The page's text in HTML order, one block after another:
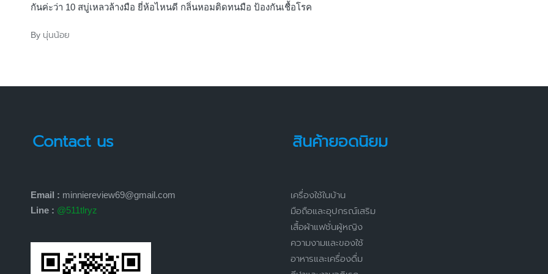
กันค่ะว่า 10 สบู่เหลวล้างมือ ยี่ห้อไหนดี กลิ่นหอมติดทนมือ ป้องกันเชื้อโรค
Posted
By นุ่นน้อย
Contact us
Email : minniereview69@gmail.com
Line : @511tlryz
สินค้ายอดนิยม
เครื่องใช้ในบ้าน
มือถือและอุปกรณ์เสริม
เสื้อผ้าแฟชั่นผู้หญิง
ความงามและของใช้
อาหารและเครื่องดื่ม